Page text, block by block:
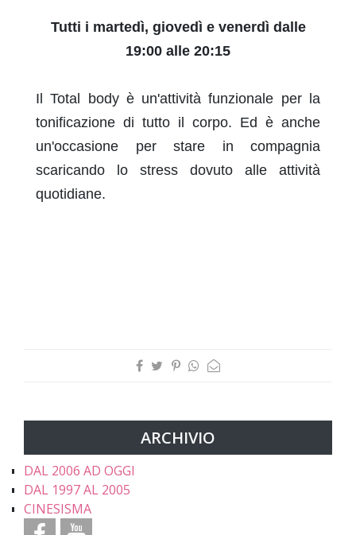
Tutti i martedì, giovedì e venerdì dalle
19:00 alle 20:15
Il Total body è un'attività funzionale per la
tonificazione di tutto il corpo. Ed è anche
un'occasione per stare in compagnia
scaricando lo stress dovuto alle attività
quotidiane.
ARCHIVIO
DAL 2006 AD OGGI
DAL 1997 AL 2005
CINESISMA